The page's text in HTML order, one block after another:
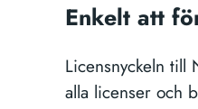
Enkelt att
Licensnyckeln till
alla licenser och